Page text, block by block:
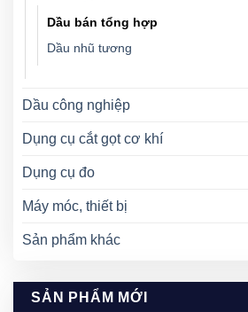
Dầu bán tổng hợp
Dầu nhũ tương
Dầu công nghiệp
Dụng cụ cắt gọt cơ khí
Dụng cụ đo
Máy móc, thiết bị
Sản phẩm khác
SẢN PHẨM MỚI